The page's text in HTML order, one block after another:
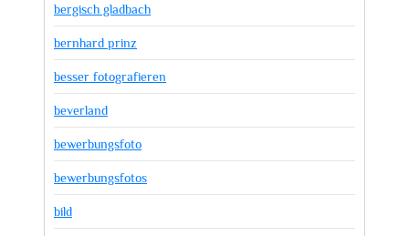
bergisch gladbach
bernhard prinz
besser fotografieren
beverland
bewerbungsfoto
bewerbungsfotos
bild